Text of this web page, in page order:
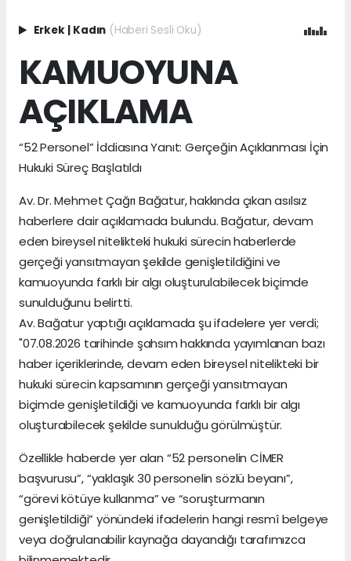
Erkek Kadın (Haberi Sesli Oku)
KAMUOYUNA
AÇIKLAMA
“52 Personel” İddiasına Yanıt: Gerçeğin Açıklanması İçin
Hukuki Süreç Başlatıldı
Av. Dr. Mehmet Çağrı Bağatur, hakkında çıkan asılsız
haberlere dair açıklamada bulundu. Bağatur, devam
eden bireysel nitelikteki hukuki sürecin haberlerde
gerçeği yansıtmayan şekilde genişletildiğini ve
kamuoyunda farklı bir algı oluşturulabilecek biçimde
sunulduğunu belirtti.
Av. Bağatur yaptığı açıklamada şu ifadelere yer verdi;
"07.08.2026 tarihinde şahsım hakkında yayımlanan bazı
haber içeriklerinde, devam eden bireysel nitelikteki bir
hukuki sürecin kapsamının gerçeği yansıtmayan
biçimde genişletildiği ve kamuoyunda farklı bir algı
oluşturabilecek şekilde sunulduğu görülmüştür.
Özellikle haberde yer alan “52 personelin CİMER
başvurusu”, “yaklaşık 30 personelin sözlü beyanı”,
“görevi kötüye kullanma” ve “soruşturmanın
genişletildiği” yönündeki ifadelerin hangi resmî belgeye
veya doğrulanabilir kaynağa dayandığı tarafımızca